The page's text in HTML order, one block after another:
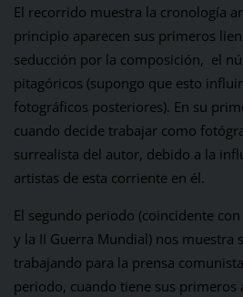
El recorrido muestra la cronología
principio aparecen sus primeros
seducción por la composición, el
pitagóricos (supongo que esto
fotográficos posteriores). En su
cuando decide trabajar como
surrealista del autor, debido a la
artistas de esta corriente en él.
El segundo periodo (coincidente
y la II Guerra Mundial) nos muestra
trabajando para la prensa
periodo, cuando tiene sus primeros